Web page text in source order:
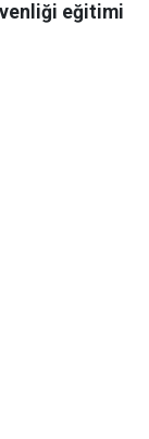
eğitimi